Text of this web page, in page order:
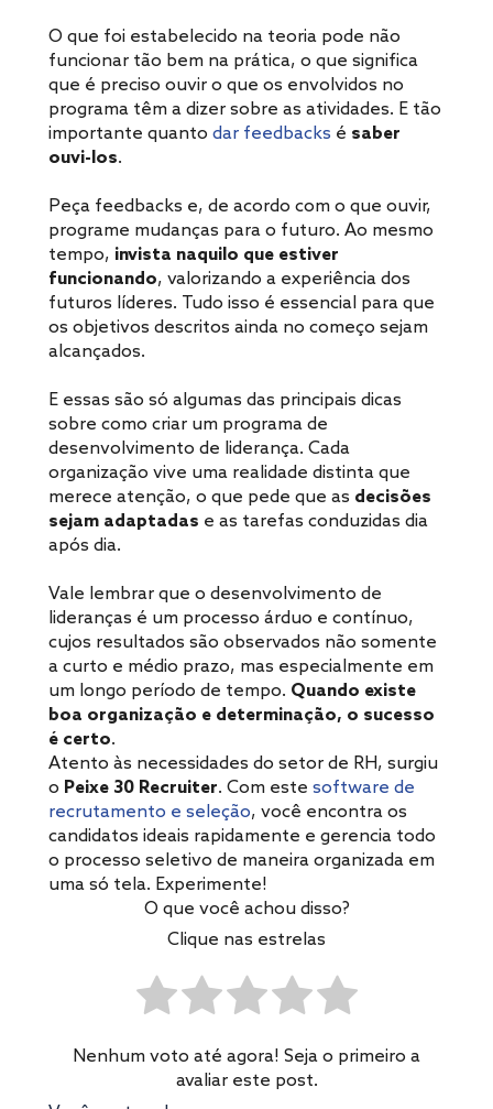
O que foi estabelecido na teoria pode não
funcionar tão bem na prática, o que significa
que é preciso ouvir o que os envolvidos no
programa têm a dizer sobre as atividades. E tão
importante quanto dar feedbacks é saber
ouvi-los.
Peça feedbacks e, de acordo com o que ouvir,
programe mudanças para o futuro. Ao mesmo
tempo, invista naquilo que estiver
funcionando, valorizando a experiência dos
futuros líderes. Tudo isso é essencial para que
os objetivos descritos ainda no começo sejam
alcançados.
E essas são só algumas das principais dicas
sobre como criar um programa de
desenvolvimento de liderança. Cada
organização vive uma realidade distinta que
merece atenção, o que pede que as decisões
sejam adaptadas e as tarefas conduzidas dia
após dia.
Vale lembrar que o desenvolvimento de
lideranças é um processo árduo e contínuo,
cujos resultados são observados não somente
a curto e médio prazo, mas especialmente em
um longo período de tempo. Quando existe
boa organização e determinação, o sucesso
é certo.
Atento às necessidades do setor de RH, surgiu
o Peixe 30 Recruiter. Com este software de
recrutamento e seleção, você encontra os
candidatos ideais rapidamente e gerencia todo
o processo seletivo de maneira organizada em
uma só tela. Experimente!
O que você achou disso?
Clique nas estrelas
Nenhum voto até agora! Seja o primeiro a
avaliar este post.